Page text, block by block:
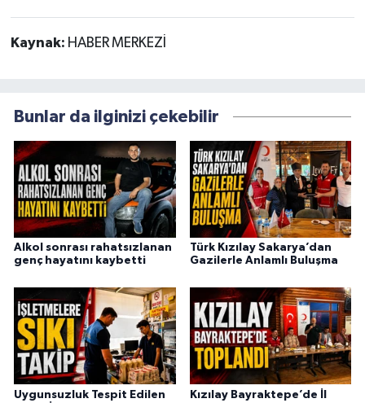
Kaynak: HABER MERKEZİ
Bunlar da ilginizi çekebilir
Alkol sonrası rahatsızlanan
genç hayatını kaybetti
Türk Kızılay Sakarya’dan
Gazilerle Anlamlı Buluşma
Uygunsuzluk Tespit Edilen
Kızılay Bayraktepe’de İl